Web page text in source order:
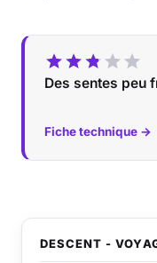
Des sentes peu
Fiche technique →
DESCENT -